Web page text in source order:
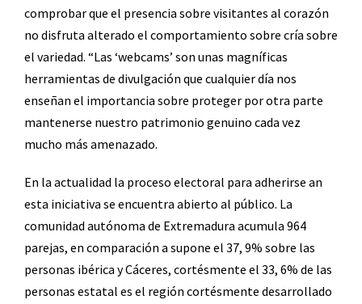
comprobar que el presencia sobre visitantes al corazón
no disfruta alterado el comportamiento sobre cría sobre
el variedad. “Las ‘webcams’ son unas magníficas
herramientas de divulgación que cualquier día nos
enseñan el importancia sobre proteger por otra parte
mantenerse nuestro patrimonio genuino cada vez
mucho más amenazado.
En la actualidad la proceso electoral para adherirse an
esta iniciativa se encuentra abierto al público. La
comunidad autónoma de Extremadura acumula 964
parejas, en comparación a supone el 37, 9% sobre las
personas ibérica y Cáceres, cortésmente el 33, 6% de las
personas estatal es el región cortésmente desarrollado